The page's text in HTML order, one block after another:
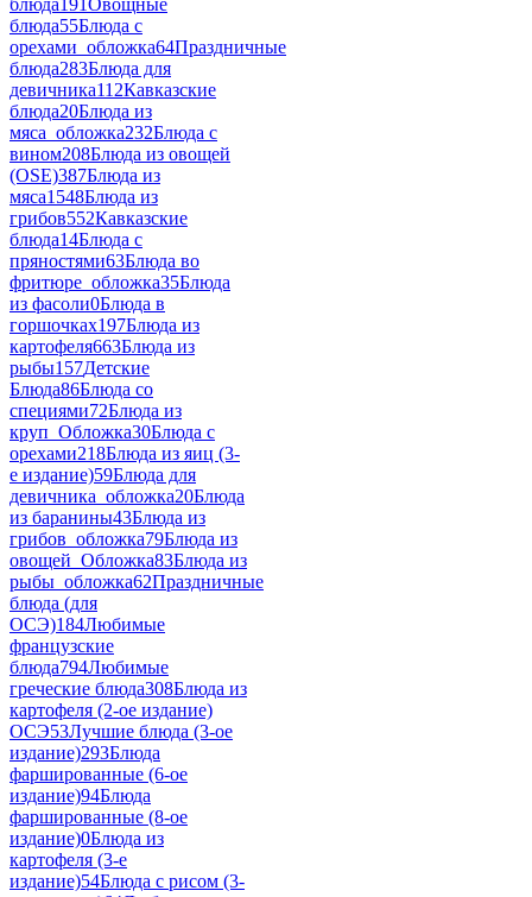
блюда55Блюда с
орехами_обложка64Праздничные
блюда283Блюда для
девичника112Кавказские
блюда20Блюда из
мяса_обложка232Блюда с
вином208Блюда из овощей
(OSE)387Блюда из
мяса1548Блюда из
грибов552Кавказские
блюда14Блюда с
пряностями63Блюда во
фритюре_обложка35Блюда
из фасоли0Блюда в
горшочках197Блюда из
картофеля663Блюда из
рыбы157Детские
Блюда86Блюда со
специями72Блюда из
круп_Обложка30Блюда с
орехами218Блюда из яиц (3-
е издание)59Блюда для
девичника_обложка20Блюда
из баранины43Блюда из
грибов_обложка79Блюда из
овощей_Обложка83Блюда из
рыбы_обложка62Праздничные
блюда (для
ОСЭ)184Любимые
французские
блюда794Любимые
греческие блюда308Блюда из
картофеля (2-ое издание)
ОСЭ53Лучшие блюда (3-ое
издание)293Блюда
фаршированные (6-ое
издание)94Блюда
фаршированные (8-ое
издание)0Блюда из
картофеля (3-е
издание)54Блюда с рисом (3-